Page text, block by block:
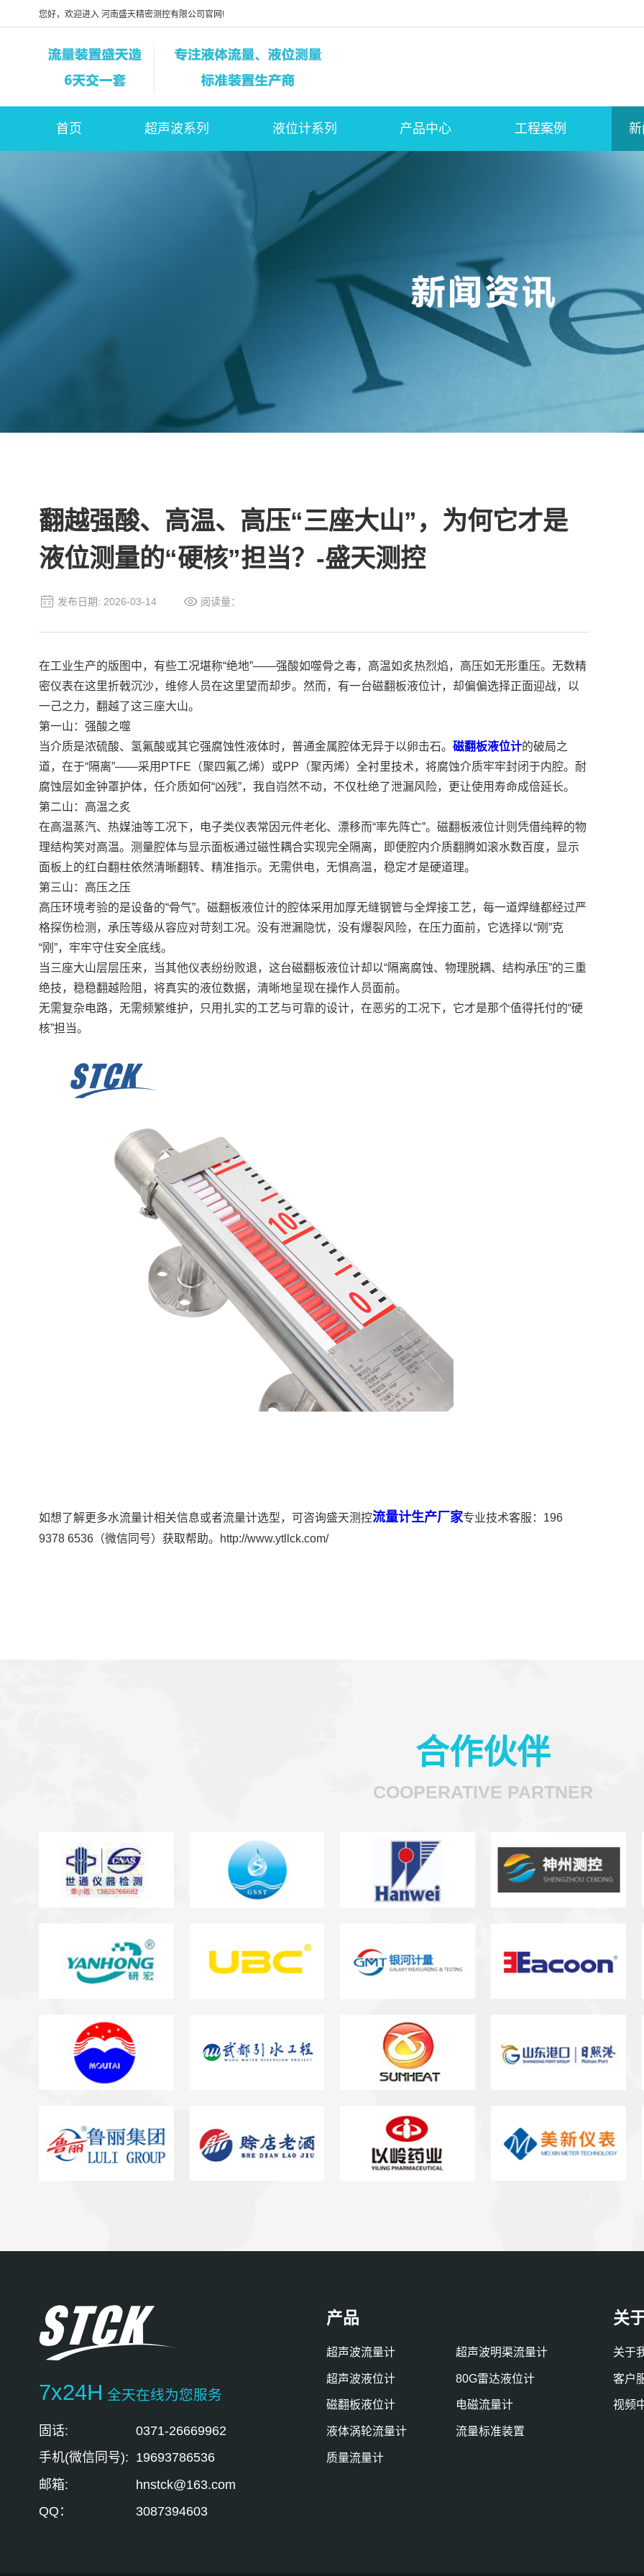
您好，欢迎进入 河南盛天精密测控有限公司官网!
首页 超声波系列 液位计系列 产品中心 工程案例
翻越强酸、高温、高压“三座大山”，为何它才是
液位测量的“硬核”担当？-盛天测控
发布日期: 2026-03-14 阅读量：
在工业生产的版图中，有些工况堪称“绝地”——强酸如噬骨之毒，高温如炙热烈焰，高压如无形重压。无数精
密仪表在这里折戟沉沙，维修人员在这里望而却步。然而，有一台磁翻板液位计，却偏偏选择正面迎战，以
一己之力，翻越了这三座大山。
第一山：强酸之噬
当介质是浓硫酸、氢氟酸或其它强腐蚀性液体时，普通金属腔体无异于以卵击石。 磁翻板液位计的破局之
道，在于“隔离”——采用PTFE（聚四氟乙烯）或PP（聚丙烯）全衬里技术，将腐蚀介质牢牢封闭于内腔。耐
腐蚀层如金钟罩护体，任介质如何“凶残”，我自岿然不动，不仅杜绝了泄漏风险，更让使用寿命成倍延长。
第二山：高温之炙
在高温蒸汽、热媒油等工况下，电子类仪表常因元件老化、漂移而“率先阵亡”。磁翻板液位计则凭借纯粹的物
理结构笑对高温。测量腔体与显示面板通过磁性耦合实现完全隔离，即便腔内介质翻腾如滚水数百度，显示
面板上的红白翻柱依然清晰翻转、精准指示。无需供电，无惧高温，稳定才是硬道理。
第三山：高压之压
高压环境考验的是设备的“骨气”。磁翻板液位计的腔体采用加厚无缝钢管与全焊接工艺，每一道焊缝都经过严
格探伤检测，承压等级从容应对苛刻工况。没有泄漏隐忧，没有爆裂风险，在压力面前，它选择以“刚”克
“刚”，牢牢守住安全底线。
当三座大山层层压来，当其他仪表纷纷败退，这台磁翻板液位计却以“隔离腐蚀、物理脱耦、结构承压”的三重
绝技，稳稳翻越险阻，将真实的液位数据，清晰地呈现在操作人员面前。
无需复杂电路，无需频繁维护，只用扎实的工艺与可靠的设计，在恶劣的工况下，它才是那个值得托付的“硬
核”担当。
如想了解更多水流量计相关信息或者流量计选型，可咨询盛天测控流量计生产厂家专业技术客服：196
9378 6536（微信同号）获取帮助。http://www.ytllck.com/
合作伙伴
COOPERATIVE PARTNER
7x24H 全天在线为您服务
固话:
0371-26669962
手机(微信同号): 19693786536
邮箱:
hnstck@163.com
QQ：
3087394603
产品
超声波流量计 超声波明渠流量计
超声波液位计 80G雷达液位计
磁翻板液位计 电磁流量计
液体涡轮流量计 流量标准装置
质量流量计
关
关于
客户
视频